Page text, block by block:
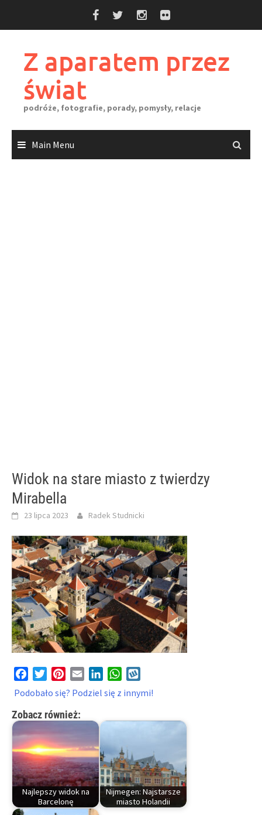
Z aparatem przez
świat
podróże, fotografie, porady, pomysły, relacje
Main Menu
Widok na stare miasto z twierdzy
Mirabella
23 lipca 2023 Radek Studnicki
FacebookTwitterPinterest
Email LinkedInWhatsApp
Podobało się? Podziel się z innymi!
Zobacz również:
Najlepszy widok na
Barcelonę
Nijmegen: Najstarsze
miasto Holandii